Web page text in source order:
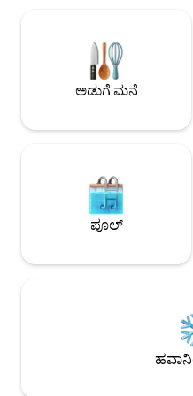
ಮುಂಭಾಗದ ಬಾಗಿಲಿನ
ನಿಮಗೆ ಅನುಮತಿಸುವುದರಲ್ಲಿಯೂ
ಉತ್ತಮವಾಗಿದ್ದೇವೆ. ನಾವು ಹತ್ತಿರದಲ್ಲಿ
ಮತ್ತು ಊಟ ಅಥವಾ ಮಾಡಬೇಕಾದ
ಹಲವಾರು ರೆಸ್ಟೋರೆಂಟ್‌ಗಳ ಬಳಿ ಇದೆ
ಎಲ್ಲವೂ 10 ನಿಮಿಷಗಳಲ್ಲಿವೆ. 15
ಕಡಿಮೆ ಅವಧಿಯಲ್ಲಿ ಕಡಲತೀರದಲ್ಲಿರಿ. ಡೌನ್‌ಟೌನ್
ಮತ್ತು ಅಪ್‌ಟೌನ್‌ಗೆ ಸುಲಭ
ಮಾರ್ಗವು ಫಸ್ಟ್ ಅವೆನ್ಯೂಗೆ ಸಾಗುತ್ತದೆ.
ಅಂತರರಾಷ್ಟ್ರೀಯ ವಿಮಾನ ನಿಲ್ದಾಣಕ್ಕೆ
ಬಾಲ್ಬೋವಾ ಪಾರ್ಕ್ ಮತ್ತು
ಹೃದಯಭಾಗಕ್ಕೆ ನಡೆದು ಹೋಗಿ. 15
ಕಡಿಮೆ ಅವಧಿಯಲ್ಲಿ ಕಡಲತೀರದಲ್ಲಿರಿ. I-5, I-
ಅಡುಗೆ ಮನೆ
ಪೂಲ್